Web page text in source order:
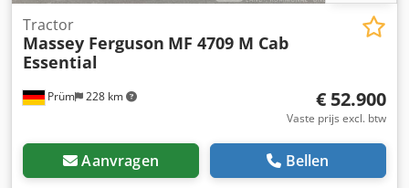
Prüm 228 km
Tractor
Massey Ferguson MF 4709 M Cab
Essential
€ 52.900
Vaste prijs excl. btw
Aanvragen Bellen